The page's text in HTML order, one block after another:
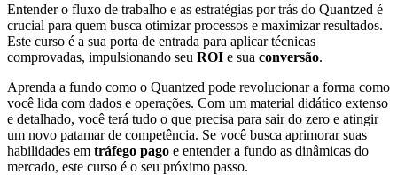
Entender o fluxo de trabalho e as estratégias por trás do Quantzed é
crucial para quem busca otimizar processos e maximizar resultados.
Este curso é a sua porta de entrada para aplicar técnicas
comprovadas, impulsionando seu ROI e sua conversão.
Aprenda a fundo como o Quantzed pode revolucionar a forma como
você lida com dados e operações. Com um material didático extenso
e detalhado, você terá tudo o que precisa para sair do zero e atingir
um novo patamar de competência. Se você busca aprimorar suas
habilidades em tráfego pago e entender a fundo as dinâmicas do
mercado, este curso é o seu próximo passo.